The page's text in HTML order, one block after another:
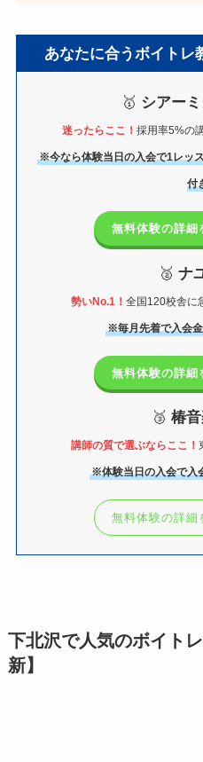
あなたに合うボイトレ
🥇 シアー
迷ったらここ！ 採用率5%の
※今なら体験当日の入会で1レッ
付
無料体験の詳細
🥈 ナ
勢いNo.1！ 全国120校舎に
※毎月先着で入会
無料体験の詳細
🥉 椿
講師の質で選ぶならここ！
※体験当日の入会で入
無料体験の詳細
下北沢で人気のボイト
新】